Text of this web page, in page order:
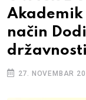
Akademik
način
27. NOVEMBAR